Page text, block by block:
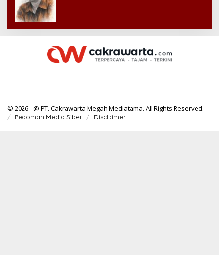
© 2026 - @ PT. Cakrawarta Megah Mediatama. All Rights Reserved.
Pedoman Media Siber Disclaimer